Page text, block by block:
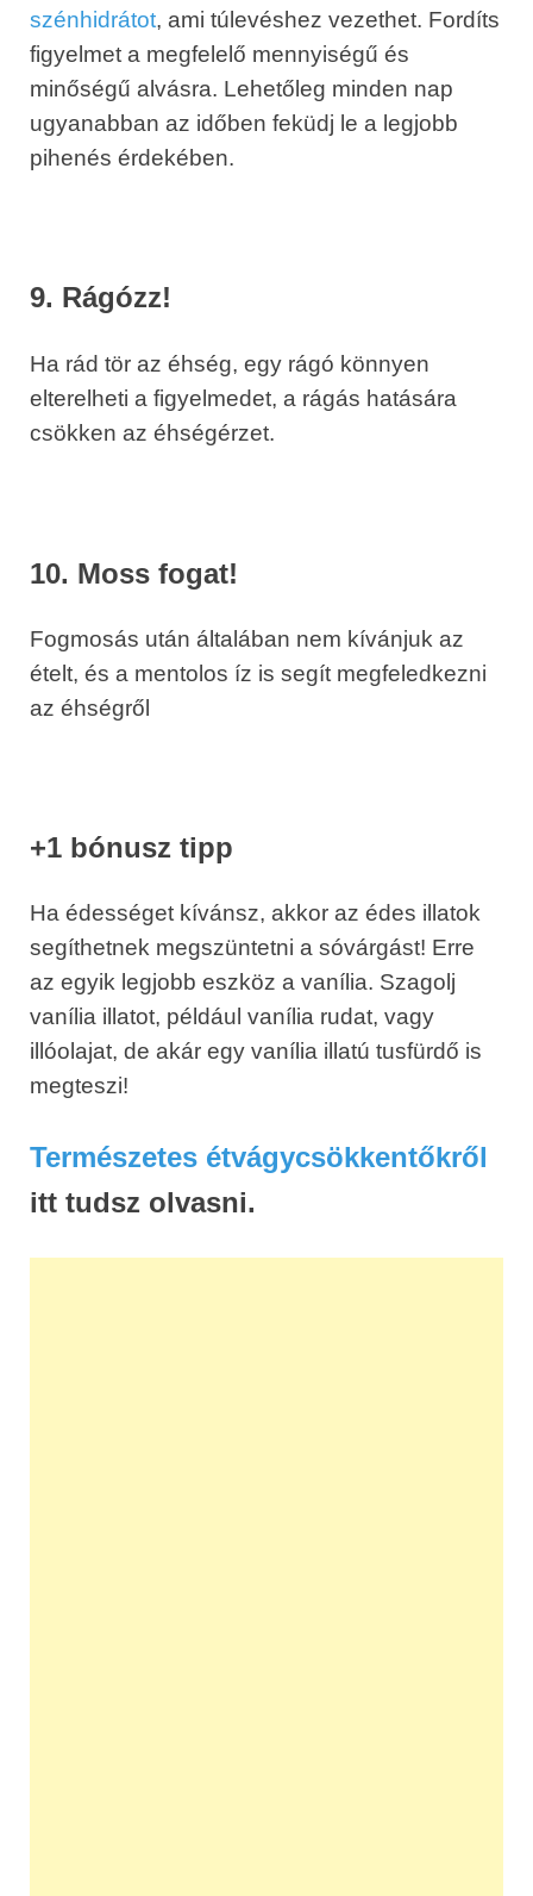
szénhidrátot, ami túlevéshez vezethet. Fordíts
figyelmet a megfelelő mennyiségű és
minőségű alvásra. Lehetőleg minden nap
ugyanabban az időben feküdj le a legjobb
pihenés érdekében.
9. Rágózz!
Ha rád tör az éhség, egy rágó könnyen
elterelheti a figyelmedet, a rágás hatására
csökken az éhségérzet.
10. Moss fogat!
Fogmosás után általában nem kívánjuk az
ételt, és a mentolos íz is segít megfeledkezni
az éhségről
+1 bónusz tipp
Ha édességet kívánsz, akkor az édes illatok
segíthetnek megszüntetni a sóvárgást! Erre
az egyik legjobb eszköz a vanília. Szagolj
vanília illatot, például vanília rudat, vagy
illóolajat, de akár egy vanília illatú tusfürdő is
megteszi!
Természetes étvágycsökkentőkről
itt tudsz olvasni.